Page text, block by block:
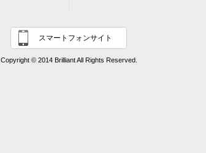
スマートフォンサイト
Copyright © 2014 Brilliant All Rights Reserved.